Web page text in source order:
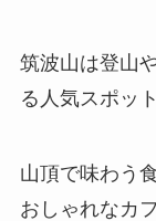
筑波山は登山
る人気スポッ
山頂で味わう
おしゃれなカ